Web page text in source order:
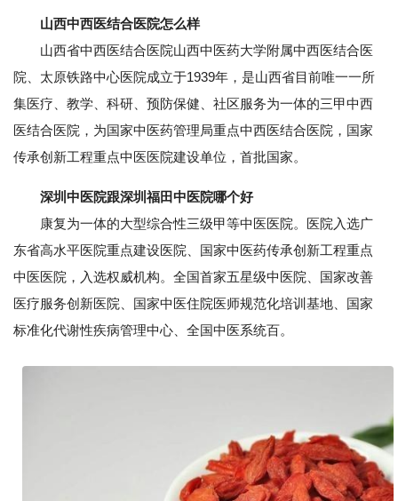
山西中西医结合医院怎么样
山西省中西医结合医院山西中医药大学附属中西医结合医
院、太原铁路中心医院成立于1939年，是山西省目前唯一一所
集医疗、教学、科研、预防保健、社区服务为一体的三甲中西
医结合医院，为国家中医药管理局重点中西医结合医院，国家
传承创新工程重点中医医院建设单位，首批国家。
深圳中医院跟深圳福田中医院哪个好
康复为一体的大型综合性三级甲等中医医院。医院入选广
东省高水平医院重点建设医院、国家中医药传承创新工程重点
中医医院，入选权威机构。全国首家五星级中医院、国家改善
医疗服务创新医院、国家中医住院医师规范化培训基地、国家
标准化代谢性疾病管理中心、全国中医系统百。